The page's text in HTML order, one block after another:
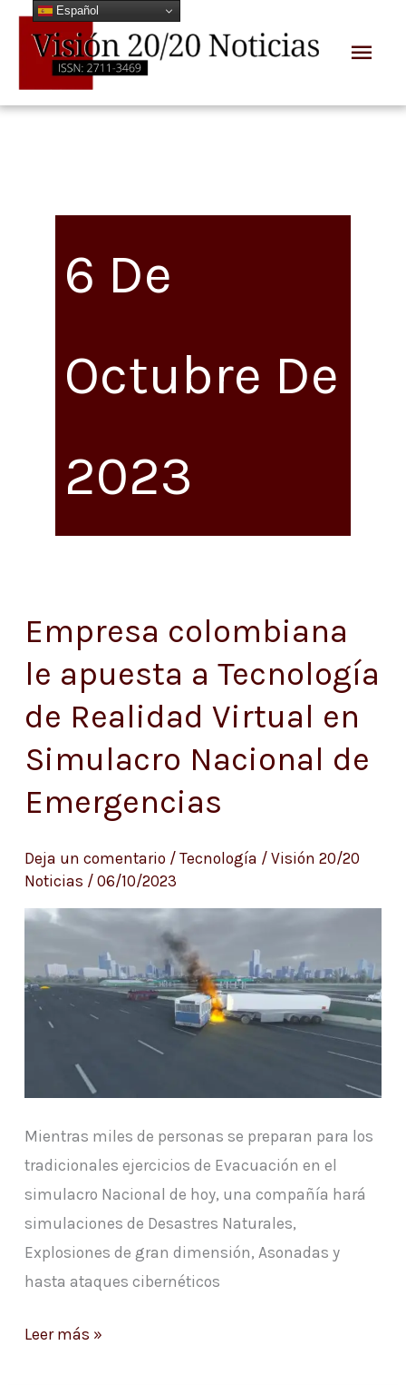
contenido
6 De
Octubre De
2023
Empresa colombiana
le apuesta a Tecnología
de Realidad Virtual en
Simulacro Nacional de
Emergencias
Deja un comentario / Tecnología / Visión 20/20
Noticias / 06/10/2023
Mientras miles de personas se preparan para los
tradicionales ejercicios de Evacuación en el
simulacro Nacional de hoy, una compañía hará
simulaciones de Desastres Naturales,
Explosiones de gran dimensión, Asonadas y
hasta ataques cibernéticos
Empresa
colombiana
le
apuesta
Tecnología
de
Virtual
en
Simulacro
de
Emergencias
Leer más »
Español